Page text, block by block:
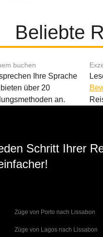
Beliebte
buchen
Ihre Sprache
über 20
an.
Schritt Ihrer
Züge von Porto nach Lissabon
Züge von Lagos nach Lissabon